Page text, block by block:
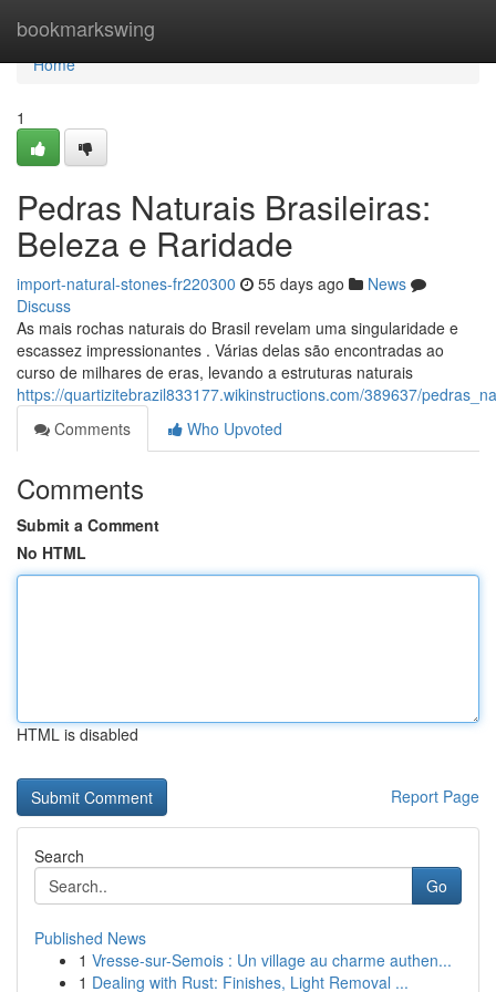
bookmarkswing
Home
Home
1
Pedras Naturais Brasileiras:
Beleza e Raridade
import-natural-stones-fr220300 55 days ago
News
Discuss
As mais rochas naturais do Brasil revelam uma singularidade e
escassez impressionantes . Várias delas são encontradas ao
curso de milhares de eras, levando a estruturas naturais
https://quartizitebrazil833177.wikinstructions.com/389637/
Comments
Who Upvoted
Comments
Submit a Comment
No HTML
HTML is disabled
Report Page
Search
Go
Published News
1 Vresse-sur-Semois : Un village au charme authen...
1 Dealing with Rust: Finishes, Light Removal ...